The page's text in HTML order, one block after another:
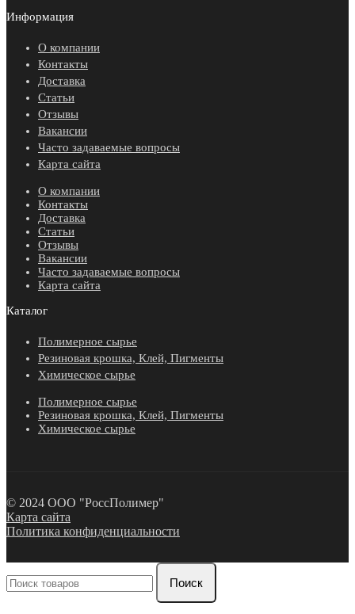
Информация
О компании
Контакты
Доставка
Статьи
Отзывы
Вакансии
Часто задаваемые вопросы
Карта сайта
О компании
Контакты
Доставка
Статьи
Отзывы
Вакансии
Часто задаваемые вопросы
Карта сайта
Каталог
Полимерное сырье
Резиновая крошка, Клей, Пигменты
Химическое сырье
Полимерное сырье
Резиновая крошка, Клей, Пигменты
Химическое сырье
© 2024 ООО "РоссПолимер"
Карта сайта
Политика конфиденциальности
Поиск